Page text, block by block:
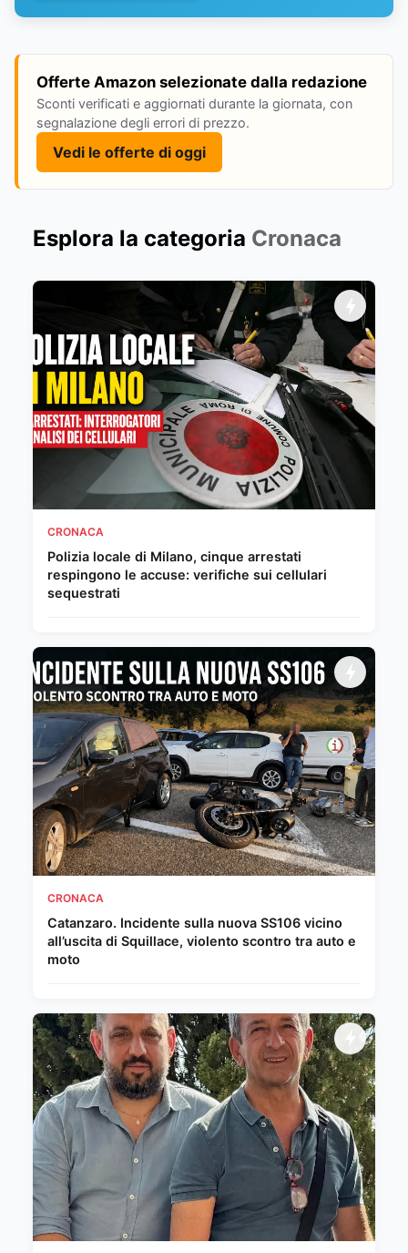
Offerte Amazon selezionate dalla redazione
Sconti verificati e aggiornati durante la giornata, con
segnalazione degli errori di prezzo.
Vedi le offerte di oggi
Esplora la categoria Cronaca
CRONACA
Polizia locale di Milano, cinque arrestati
respingono le accuse: verifiche sui cellulari
sequestrati
CRONACA
Catanzaro. Incidente sulla nuova SS106 vicino
all’uscita di Squillace, violento scontro tra auto e
moto